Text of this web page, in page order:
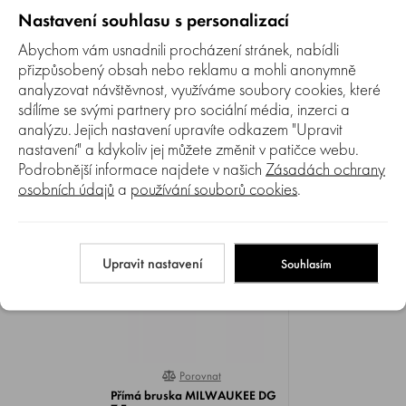
Zatím zde nejsou žádné dotazy. Buďte první, kdo se zeptá!
NAPOSLEDY ZOBRAZENÉ
0%
Porovnat
Přímá bruska MILWAUKEE DG
Nastavení souhlasu s personalizací
Abychom vám usnadnili procházení stránek, nabídli
přizpůsobený obsah nebo reklamu a mohli anonymně
analyzovat návštěvnost, využíváme soubory cookies, které
sdílíme se svými partnery pro sociální média, inzerci a
analýzu. Jejich nastavení upravíte odkazem "Upravit
nastavení" a kdykoliv jej můžete změnit v patičce webu.
Podrobnější informace najdete v našich Zásadách ochrany
osobních údajů a používání souborů cookies.
Upravit nastavení Souhlasím